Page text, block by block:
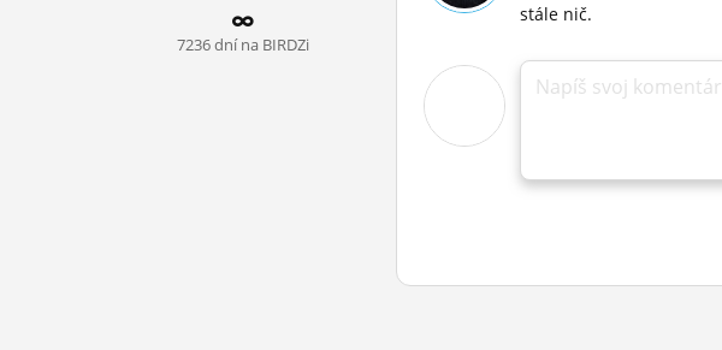
7236 dní na BIRDZi
stále nič.
Napíš svoj komentár